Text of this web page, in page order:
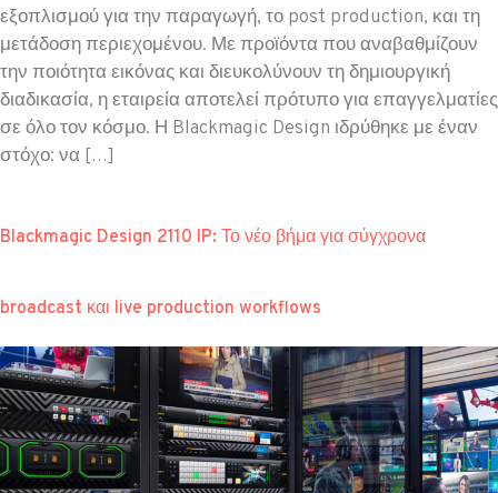
εξοπλισμού για την παραγωγή, το post production, και τη
μετάδοση περιεχομένου. Με προϊόντα που αναβαθμίζουν
την ποιότητα εικόνας και διευκολύνουν τη δημιουργική
διαδικασία, η εταιρεία αποτελεί πρότυπο για επαγγελματίες
σε όλο τον κόσμο. Η Blackmagic Design ιδρύθηκε με έναν
στόχο: να […]
Blackmagic Design 2110 IP: Το νέο βήμα για σύγχρονα
broadcast και live production workflows